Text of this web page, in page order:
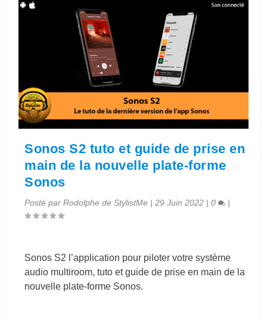
Sonos S2 tuto et guide de prise en
main de la nouvelle plate-forme
Sonos
Posté parRodolphe de StylistMe |29 Juin 2022 |0 |
Sonos S2 l’application pour piloter votre système
audio multiroom, tuto et guide de prise en main de la
nouvelle plate-forme Sonos.